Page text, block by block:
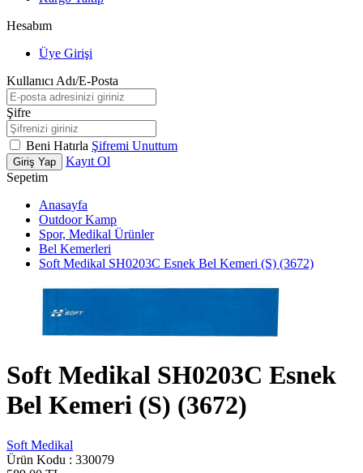
Hesabım
Üye Girişi
Kullanıcı Adı/E-Posta
Şifre
Beni Hatırla Şifremi Unuttum
Giriş Yap
Kayıt Ol
Sepetim
Anasayfa
Outdoor Kamp
Spor, Medikal Ürünler
Bel Kemerleri
Soft Medikal SH0203C Esnek Bel Kemeri (S) (3672)
Soft Medikal SH0203C Esnek
Bel Kemeri (S) (3672)
Soft Medikal
Ürün Kodu : 330079